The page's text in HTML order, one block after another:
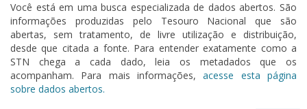
Você está em uma busca especializada de dados abertos. São
informações produzidas pelo Tesouro Nacional que são
abertas, sem tratamento, de livre utilização e distribuição,
desde que citada a fonte. Para entender exatamente como a
STN chega a cada dado, leia os metadados que os
acompanham. Para mais informações,acesse esta página
sobre dados abertos.